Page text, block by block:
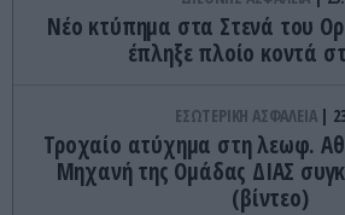
Νέο κτύπημα στα Στενά του
έπληξε πλοίο κοντά
ΕΣΩΤΕΡΙΚΗ ΑΣΦΑΛΕΙΑ
Τροχαίο ατύχημα στη λεωφ.
Μηχανή της Ομάδας ΔΙΑΣ
(βίντεο)